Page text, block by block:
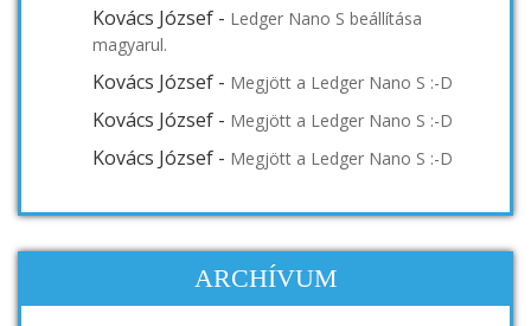
Kovács József - Ledger Nano S beállítása
magyarul.
Kovács József - Megjött a Ledger Nano S :-D
Kovács József - Megjött a Ledger Nano S :-D
Kovács József - Megjött a Ledger Nano S :-D
ARCHÍVUM